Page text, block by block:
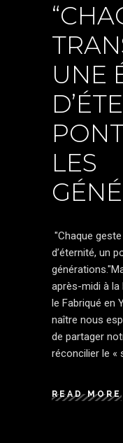
UNE
LES
"Chaque
d’éternité, un
après-midi à
le Fabriqué en
naître nous
de partager
réconcilier le «
READ MORE